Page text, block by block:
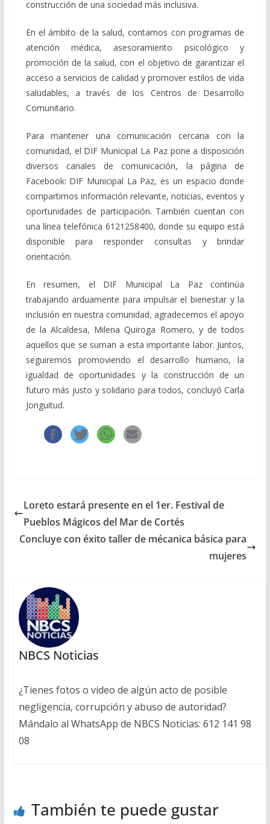
construcción de una sociedad más inclusiva.
En el ámbito de la salud, contamos con programas de
atención médica, asesoramiento psicológico y
promoción de la salud, con el objetivo de garantizar el
acceso a servicios de calidad y promover estilos de vida
saludables, a través de los Centros de Desarrollo
Comunitario.
Para mantener una comunicación cercana con la
comunidad, el DIF Municipal La Paz pone a disposición
diversos canales de comunicación, la página de
Facebook: DIF Municipal La Paz, es un espacio donde
compartimos información relevante, noticias, eventos y
oportunidades de participación. También cuentan con
una línea telefónica 6121258400, donde su equipo está
disponible para responder consultas y brindar
orientación.
En resumen, el DIF Municipal La Paz continúa
trabajando arduamente para impulsar el bienestar y la
inclusión en nuestra comunidad, agradecemos el apoyo
de la Alcaldesa, Milena Quiroga Romero, y de todos
aquellos que se suman a esta importante labor. Juntos,
seguiremos promoviendo el desarrollo humano, la
igualdad de oportunidades y la construcción de un
futuro más justo y solidario para todos, concluyó Carla
Jonguitud.
Loreto estará presente en el 1er. Festival de
Pueblos Mágicos del Mar de Cortés
Concluye con éxito taller de mécanica básica para
mujeres
NBCS Noticias
¿Tienes fotos o video de algún acto de posible
negligencia, corrupción y abuso de autoridad?
Mándalo al WhatsApp de NBCS Noticias: 612 141 98
08
También te puede gustar